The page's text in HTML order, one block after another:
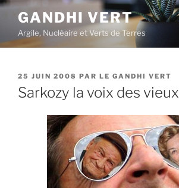
Aller
contenu
principal
GANDHI VERT
Argile, Nucléaire et Verts de Terres
PUBLIÉ
LE
25 JUIN 2008 PAR LE GANDHI VERT
Sarkozy la voix des vieux